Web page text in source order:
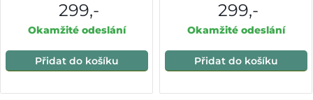
299,-
Okamžité odeslání
Přidat do košíku
299,-
Okamžité odeslání
Přidat do košíku